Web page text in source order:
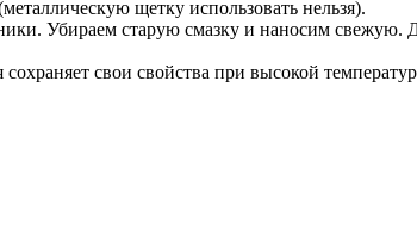
щетку использовать нельзя).
Убираем старую смазку и наносим свежую.
свои свойства при высокой